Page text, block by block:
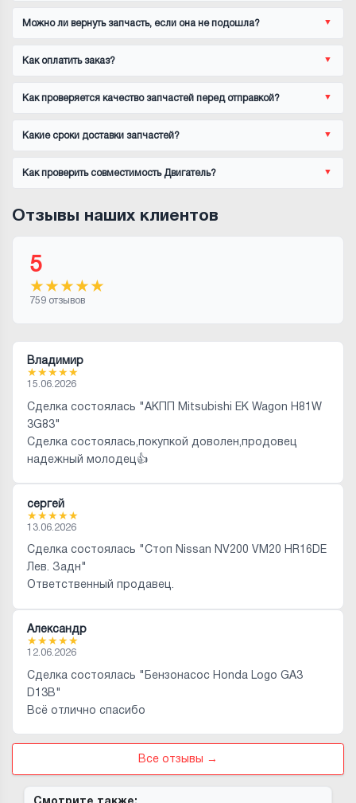
Можно ли вернуть запчасть, если она не подошла?
Как оплатить заказ?
Как проверяется качество запчастей перед отправкой?
Какие сроки доставки запчастей?
Как проверить совместимость Двигатель?
Отзывы наших клиентов
5
★★★★★
759 отзывов
Владимир
★★★★★
15.06.2026
Сделка состоялась "АКПП Mitsubishi EK Wagon H81W
3G83"
Сделка состоялась,покупкой доволен,продовец
надежный молодец👍
сергей
★★★★★
13.06.2026
Сделка состоялась "Стоп Nissan NV200 VM20 HR16DE
Лев. Задн"
Ответственный продавец.
Александр
★★★★★
12.06.2026
Сделка состоялась "Бензонасос Honda Logo GA3
D13B"
Всё отлично спасибо
Все отзывы →